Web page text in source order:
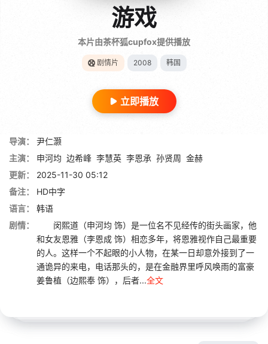
游戏
本片由茶杯狐cupfox提供播放
剧情片 2008 韩国
立即播放
导演：
尹仁灏
主演：
申河均 边希峰 李慧英 李恩承 孙贤周 金赫
更新：
2025-11-30 05:12
备注：
HD中字
语言：
韩语
剧情：
闵熙道（申河均 饰）是一位名不见经传的街头画家，他
和女友恩雅（李恩成 饰）相恋多年，将恩雅视作自己最重要
的人。这样一个不起眼的小人物，在某一日却意外接到了一
通诡异的来电，电话那头的，是在金融界里呼风唤雨的富豪
姜鲁植（边熙奉 饰），后者...全文